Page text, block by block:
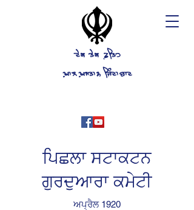
ਦੇਗ ਤੇਗ ਫ਼ਤਿਹ
ਖ਼ਾਲ ਖ਼ਸਤਾਨ ਜਿੰਦਾਬਾਦ
ਪਿਛਲਾ ਸਟਾਕਟਨ
ਗੁਰਦੁਆਰਾ ਕਮੇਟੀ
ਅਪ੍ਰੈਲ 1920